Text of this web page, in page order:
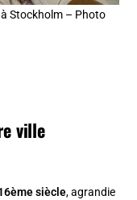
à Stockholm – Photo
ville
siècle, agrandie